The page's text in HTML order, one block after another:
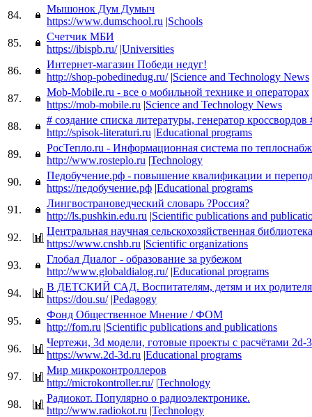
84.
Мышонок Дум Думыч
https://www.dumschool.ru |Schools
85.
Счетчик МБИ
https://ibispb.ru/ |Universities
86.
Интернет-магазин Победи недуг!
http://shop-pobedinedug.ru/ |Science and Technology News
87.
Mob-Mobile.ru - все о мобильной технике и операторах
https://mob-mobile.ru |Science and Technology News
88.
# создание списка литературы, генератор кроссвордов
http://spisok-literaturi.ru |Educational programs
89.
РосТепло.ru - Информационная система по
http://www.rosteplo.ru |Technology
90.
Педобучение.рф - повышение квалификации и
https://педобучение.рф |Educational programs
91.
Лингвострановедческий словарь ?Россия?
http://ls.pushkin.edu.ru |Scientific publications and
92.
Центральная научная сельскохозяйственная библиотека
https://www.cnshb.ru |Scientific organizations
93.
Глобал Диалог - образование за рубежом
http://www.globaldialog.ru/ |Educational programs
94.
В ДЕТСКИЙ САД. Воспитателям, детям и их
https://dou.su/ |Pedagogy
95.
Фонд Общественное Мнение / ФОМ
http://fom.ru |Scientific publications and publications
96.
Чертежи, 3d модели, готовые проекты с расчётами 2d-
https://www.2d-3d.ru |Educational programs
97.
Мир микроконтроллеров
http://microkontroller.ru/ |Technology
98.
Радиокот. Популярно о радиоэлектронике.
http://www.radiokot.ru |Technology